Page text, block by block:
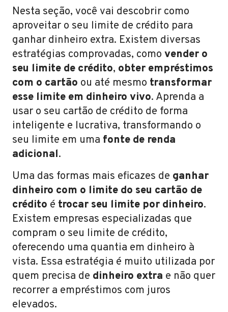
Nesta seção, você vai descobrir como
aproveitar o seu limite de crédito para
ganhar dinheiro extra. Existem diversas
estratégias comprovadas, como vender o
seu limite de crédito, obter empréstimos
com o cartão ou até mesmo transformar
esse limite em dinheiro vivo. Aprenda a
usar o seu cartão de crédito de forma
inteligente e lucrativa, transformando o
seu limite em uma fonte de renda
adicional.
Uma das formas mais eficazes de ganhar
dinheiro com o limite do seu cartão de
crédito é trocar seu limite por dinheiro.
Existem empresas especializadas que
compram o seu limite de crédito,
oferecendo uma quantia em dinheiro à
vista. Essa estratégia é muito utilizada por
quem precisa de dinheiro extra e não quer
recorrer a empréstimos com juros
elevados.